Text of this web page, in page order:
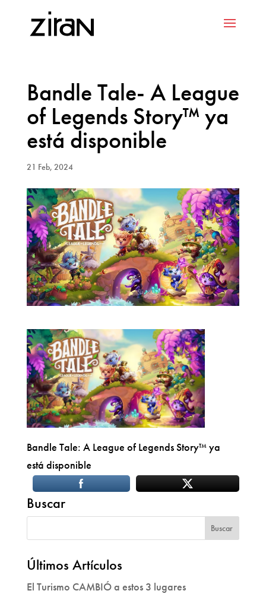
Bandle Tale- A League
of Legends Story™ ya
está disponible
21 Feb, 2024
Bandle Tale: A League of Legends Story™ ya
está disponible
Buscar
Últimos Artículos
El Turismo CAMBIÓ a estos 3 lugares